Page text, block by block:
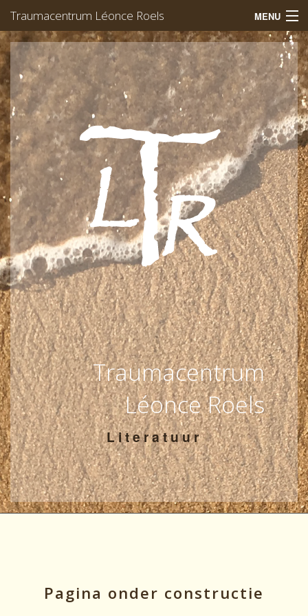
Traumacentrum Léonce Roels MENU
Welkom
Trauma
EMDR
Yoga
Werking
Team
Afspraak
Léonce Roels
Vacatures
Contact
Teamzone
Traumacentrum
Léonce Roels
Literatuur
Pagina onder constructie